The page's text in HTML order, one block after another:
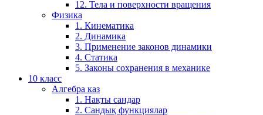
12. Тела и поверхности вращения
Физика
1. Кинематика
2. Динамика
3. Применение законов динамики
4. Статика
5. Законы сохранения в механике
10 класс
Алгебра каз
1. Нақты сандар
2. Сандық функциялар